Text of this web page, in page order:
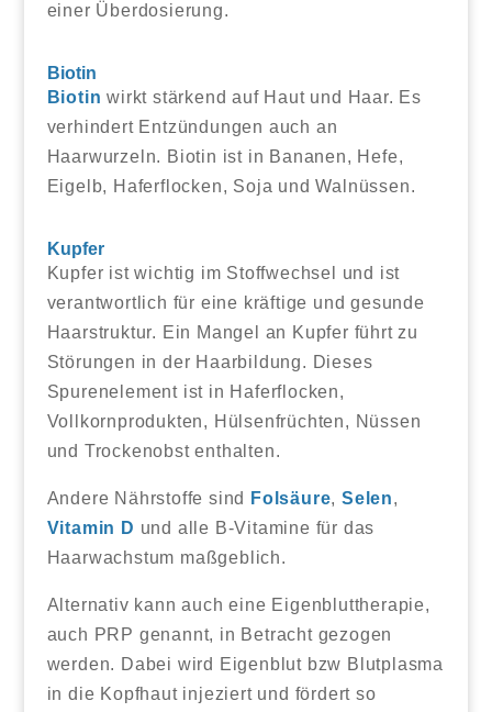
einer Überdosierung.
Biotin
Biotin wirkt stärkend auf Haut und Haar. Es
verhindert Entzündungen auch an
Haarwurzeln. Biotin ist in Bananen, Hefe,
Eigelb, Haferflocken, Soja und Walnüssen.
Kupfer
Kupfer ist wichtig im Stoffwechsel und ist
verantwortlich für eine kräftige und gesunde
Haarstruktur. Ein Mangel an Kupfer führt zu
Störungen in der Haarbildung. Dieses
Spurenelement ist in Haferflocken,
Vollkornprodukten, Hülsenfrüchten, Nüssen
und Trockenobst enthalten.
Andere Nährstoffe sind Folsäure, Selen,
Vitamin D und alle B-Vitamine für das
Haarwachstum maßgeblich.
Alternativ kann auch eine Eigenbluttherapie,
auch PRP genannt, in Betracht gezogen
werden. Dabei wird Eigenblut bzw Blutplasma
in die Kopfhaut injeziert und fördert so